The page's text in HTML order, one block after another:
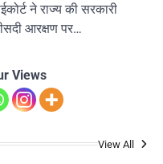
ने राज्य की सरकारी
आरक्षण पर…
Views
View All